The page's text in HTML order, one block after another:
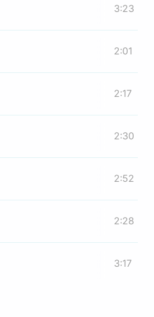
3:23
2:01
2:17
2:30
2:52
2:28
3:17